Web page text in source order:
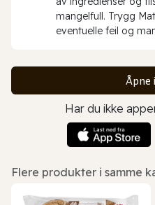
mangelfull. Trygg
eventuelle feil og
Åpne
Har du ikke
Flere produkter i samme